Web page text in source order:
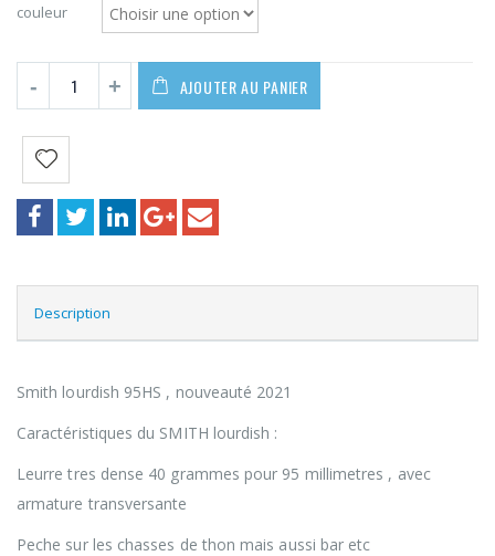
couleur
AJOUTER AU PANIER
Description
Smith lourdish 95HS , nouveauté 2021
Caractéristiques du SMITH lourdish :
Leurre tres dense 40 grammes pour 95 millimetres , avec
armature transversante
Peche sur les chasses de thon mais aussi bar etc